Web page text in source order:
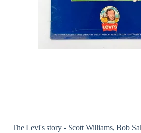
The Levi's story - Scott Williams, Bob